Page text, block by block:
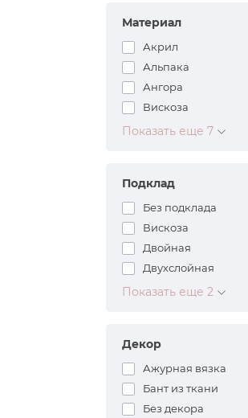
Материал
Акрил
Альпака
Ангора
Вискоза
Показать еще 7
Подклад
Без подклада
Вискоза
Двойная
Двухслойная
Показать еще 2
Декор
Ажурная вязка
Бант из ткани
Без декора